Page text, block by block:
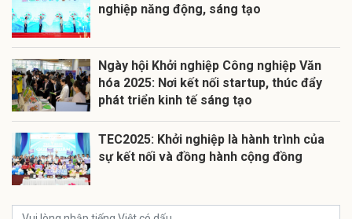
nghiệp năng động, sáng tạo
Ngày hội Khởi nghiệp Công nghiệp Văn
hóa 2025: Nơi kết nối startup, thúc đẩy
phát triển kinh tế sáng tạo
TEC2025: Khởi nghiệp là hành trình của
sự kết nối và đồng hành cộng đồng